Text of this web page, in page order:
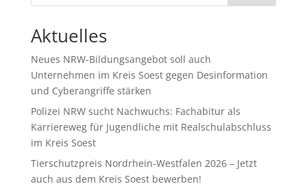
Aktuelles
Neues NRW-Bildungsangebot soll auch
Unternehmen im Kreis Soest gegen Desinformation
und Cyberangriffe stärken
Polizei NRW sucht Nachwuchs: Fachabitur als
Karriereweg für Jugendliche mit Realschulabschluss
im Kreis Soest
Tierschutzpreis Nordrhein-Westfalen 2026 – Jetzt
auch aus dem Kreis Soest bewerben!